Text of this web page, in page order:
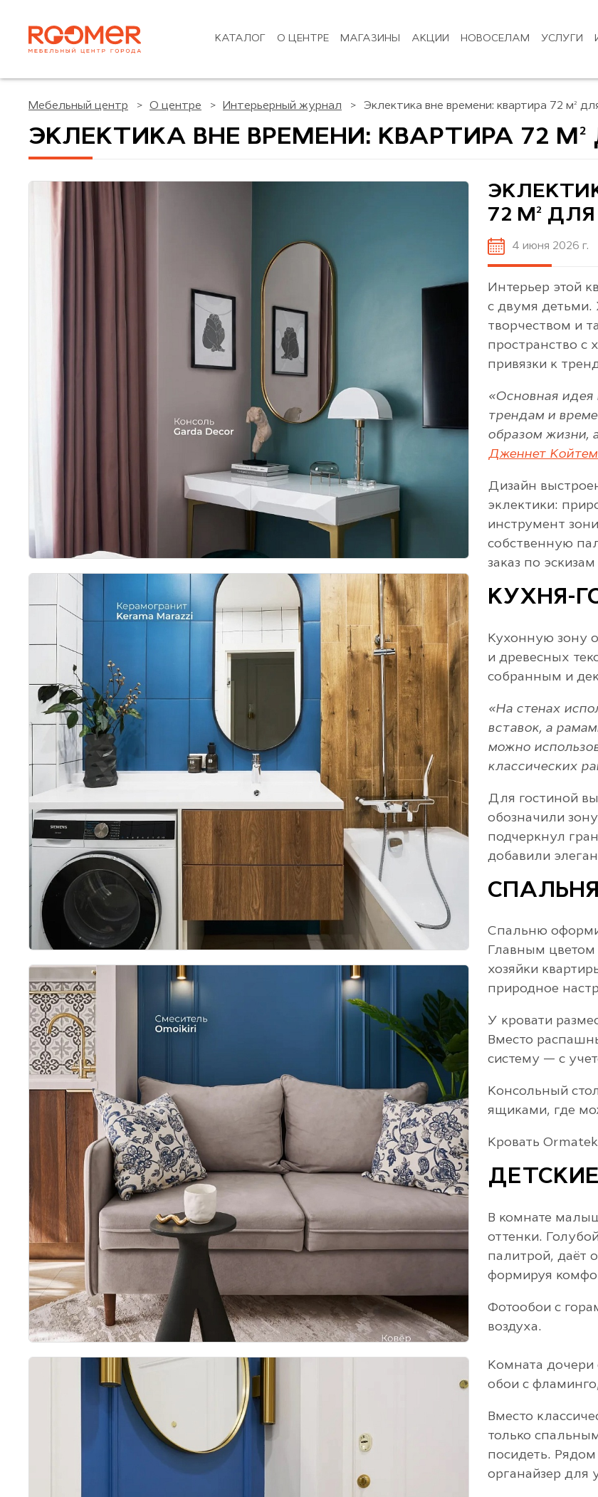
КАТАЛОГ О ЦЕНТРЕ МАГАЗИНЫ АКЦИИ НОВОСЕЛАМ УСЛУГИ
Мебельный центр О центре Интерьерный журнал Эклектика вне времени: квартира 72 м²
ЭКЛЕКТИКА ВНЕ ВРЕМЕНИ: КВАРТИРА 72
72 М²
4 июня 2026 г.
Интерьер этой
с двумя детьми.
творчеством и
пространство с
привязки к
«Основная идея
трендам и
образом жизни,
Дженнет
Дизайн
эклектики:
инструмент
собственную
заказ по
КУХНЯ-
Кухонную зону
и древесных
собранным и
«На стенах
вставок, а
можно
классических
Для гостиной
обозначили
подчеркнул
добавили
СПАЛЬНЯ
Спальню
Главным цветом
хозяйки
природное
У кровати
Вместо
систему — с
Консольный
ящиками, где
Кровать
В комнате
оттенки.
палитрой, даёт
формируя
Фотообои с
воздуха.
Комната дочери
обои с
Вместо
только
посидеть.
органайзер для